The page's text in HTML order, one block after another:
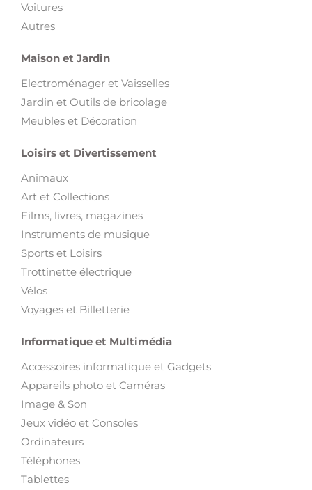
Voitures
Autres
Maison et Jardin
Electroménager et Vaisselles
Jardin et Outils de bricolage
Meubles et Décoration
Loisirs et Divertissement
Animaux
Art et Collections
Films, livres, magazines
Instruments de musique
Sports et Loisirs
Trottinette électrique
Vélos
Voyages et Billetterie
Informatique et Multimédia
Accessoires informatique et Gadgets
Appareils photo et Caméras
Image & Son
Jeux vidéo et Consoles
Ordinateurs
Téléphones
Tablettes